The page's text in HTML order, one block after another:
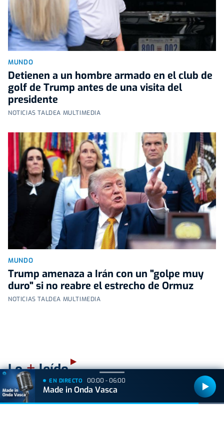
MUNDO
Detienen a un hombre armado en el club de
golf de Trump antes de una visita del
presidente
NOTICIAS TALDEA MULTIMEDIA
MUNDO
Trump amenaza a Irán con un "golpe muy
duro" si no reabre el estrecho de Ormuz
NOTICIAS TALDEA MULTIMEDIA
Lo+leído
BIZKAIA
Sorpresa en Bakio: un pequeño tiburón obliga a
EN DIRECTO 00:00 - 06:00
Made in Onda Vasca